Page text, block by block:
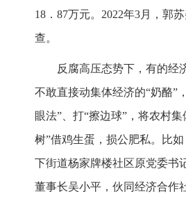
18．87万元。2022年3月，郭
查。
反腐高压态势下，有的经
不敢直接动集体经济的“奶酪”
眼法”、打“擦边球”，将农村
树”借鸡生蛋，损公肥私。比
下街道杨家牌楼社区原党委书
董事长吴小平，伙同经济合作